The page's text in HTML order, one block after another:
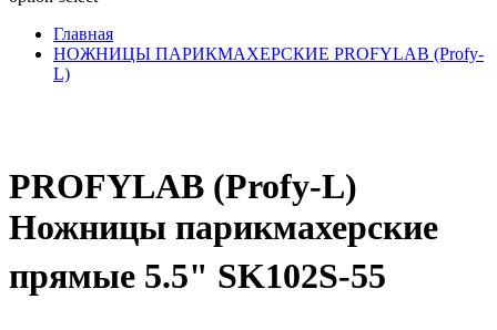
Главная
НОЖНИЦЫ ПАРИКМАХЕРСКИЕ PROFYLAB (Profy-
L)
PROFYLAB (Profy-L)
Ножницы парикмахерские
прямые 5.5" SK102S-55